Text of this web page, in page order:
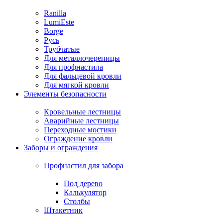
Ranilla
LumiEste
Borge
Русь
Трубчатые
Для металлочерепицы
Для профнастила
Для фальцевой кровли
Для мягкой кровли
Элементы безопасности
Кровельные лестницы
Аварийные лестницы
Переходные мостики
Ограждение кровли
Заборы и ограждения
Профнастил для забора
Под дерево
Калькулятор
Столбы
Штакетник